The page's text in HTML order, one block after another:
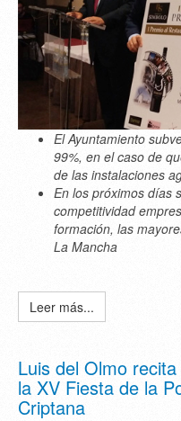
El Ayuntamiento
99%, en el caso de
de las instalaciones
En los próximos días
competitividad
formación, las
La Mancha
Leer más...
Luis del Olmo
la XV Fiesta de la
Criptana